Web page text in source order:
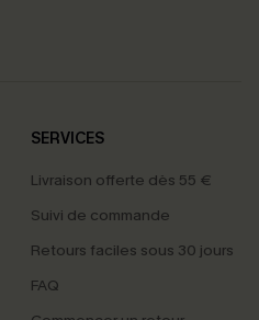
SERVICES
Livraison offerte dès 55 €
Suivi de commande
Retours faciles sous 30 jours
FAQ